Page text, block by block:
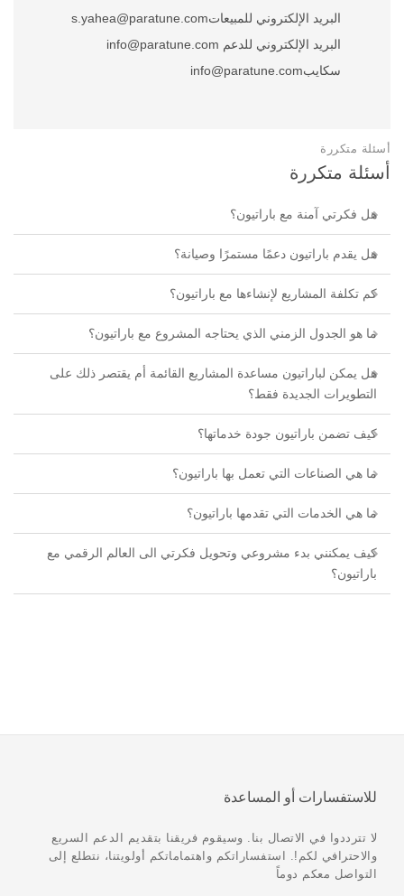
البريد الإلكتروني للمبيعاتs.yahea@paratune.com
البريد الإلكتروني للدعم info@paratune.com
سكايبinfo@paratune.com
أسئلة متكررة
أسئلة متكررة
هل فكرتي آمنة مع باراتيون؟
هل يقدم باراتيون دعمًا مستمرًا وصيانة؟
كم تكلفة المشاريع لإنشاءها مع باراتيون؟
ما هو الجدول الزمني الذي يحتاجه المشروع مع باراتيون؟
هل يمكن لباراتيون مساعدة المشاريع القائمة أم يقتصر ذلك على
التطويرات الجديدة فقط؟
كيف تضمن باراتيون جودة خدماتها؟
ما هي الصناعات التي تعمل بها باراتيون؟
ما هي الخدمات التي تقدمها باراتيون؟
كيف يمكنني بدء مشروعي وتحويل فكرتي الى العالم الرقمي مع
باراتيون؟
للاستفسارات أو المساعدة
لا تترددوا في الاتصال بنا. وسيقوم فريقنا بتقديم الدعم السريع
والاحترافي لكم!. استفساراتكم واهتماماتكم أولويتنا، نتطلع إلى
التواصل معكم دوماً